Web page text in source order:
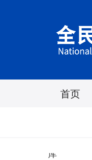
首页
库